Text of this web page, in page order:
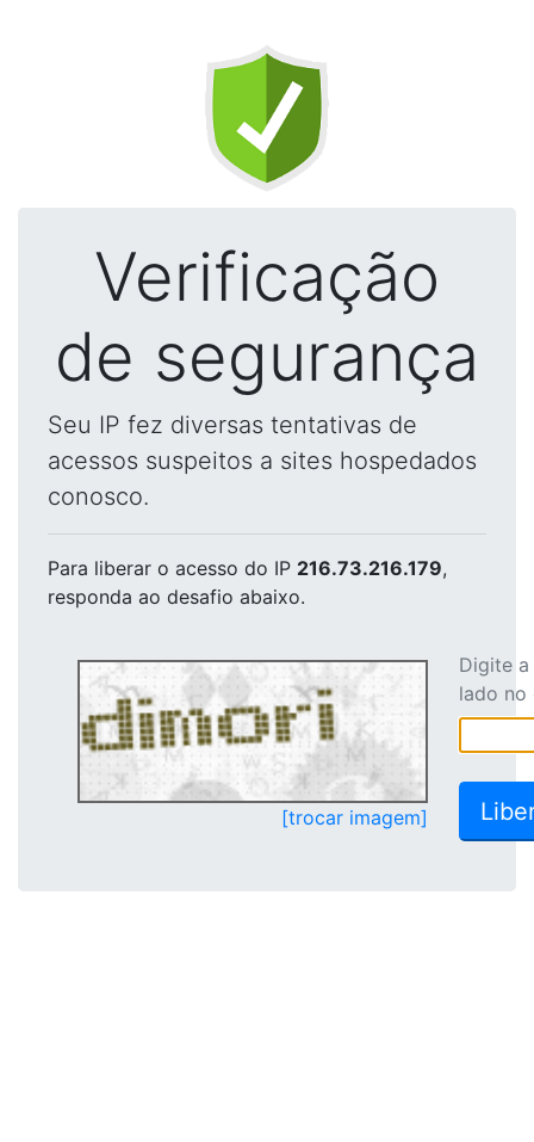
Verificação
de segurança
Seu IP fez diversas tentativas de
acessos suspeitos a sites hospedados
conosco.
Para liberar o acesso do IP 216.73.216.179,
responda ao desafio abaixo.
[trocar imagem]
Digite
lado no